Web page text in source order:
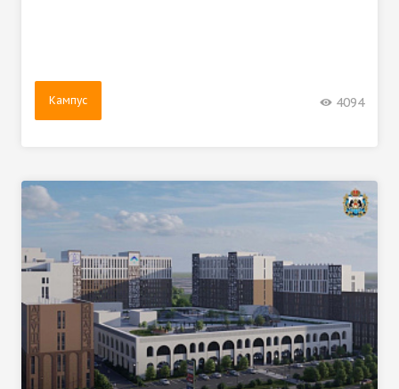
Кампус 4094